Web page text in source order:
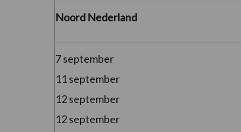
Noord Nederland
7 september
11 september
12 september
12 september